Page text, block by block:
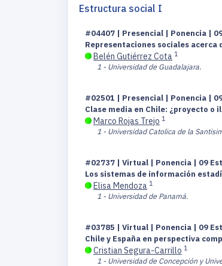
Estructura social I
#04407 | Presencial | Ponencia |
Representaciones sociales acerca
Belén Gutiérrez Cota 1
1 - Universidad de Guadalajara.
#02501 | Presencial | Ponencia |
Clase media en Chile: ¿proyecto o
Marco Rojas Trejo 1
1 - Universidad Catolica de la
#02737 | Virtual | Ponencia | 09
Los sistemas de información
Elisa Mendoza 1
1 - Universidad de Panamá.
#03785 | Virtual | Ponencia | 09
Chile y España en perspectiva
Cristian Segura-Carrillo 1
1 - Universidad de Concepción y